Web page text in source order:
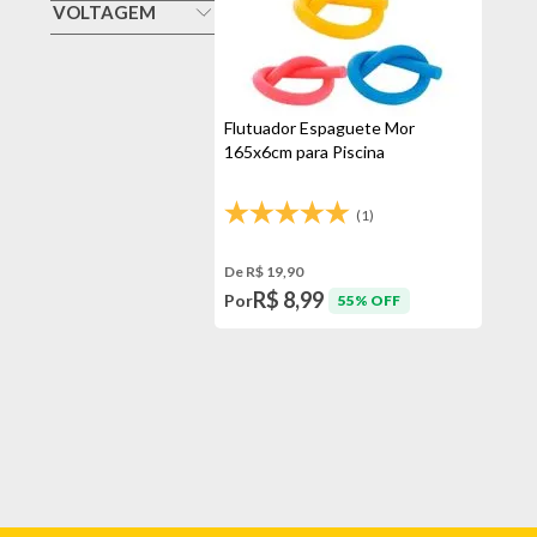
Flutuador
VOLTAGEM
Flutuador Espaguete Mor
165x6cm para Piscina
(1)
De R$ 19,90
PorR$ 8,99 55% OFF